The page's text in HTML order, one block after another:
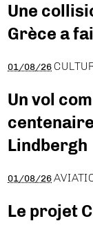
Une
Grèce a
01/08/26
Un vol
Lindbergh
01/08/26
Le projet